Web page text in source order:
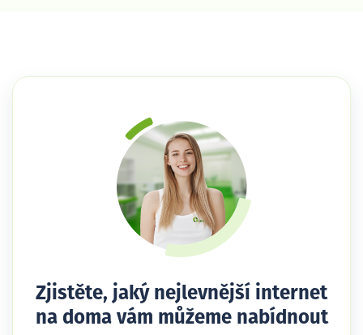
Zjistěte, jaký nejlevnější internet
na doma vám můžeme nabídnout